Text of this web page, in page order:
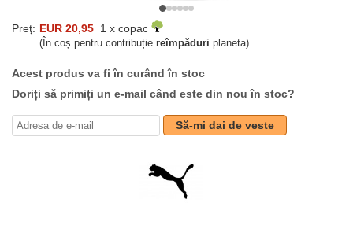
Preţ: EUR 20,95 1 x copac
(În coș pentru contribuție reîmpăduri planeta)
Acest produs va fi în curând în stoc
Doriți să primiți un e-mail când este din nou în stoc?
Să-mi dai de veste